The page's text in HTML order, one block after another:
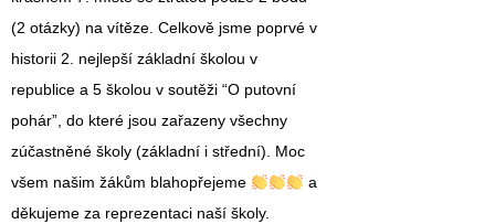
(2 otázky) na vítěze. Celkově jsme poprvé v
historii 2. nejlepší základní školou v
republice a 5 školou v soutěži “O putovní
pohár”, do které jsou zařazeny všechny
zúčastněné školy (základní i střední). Moc
všem našim žákům blahopřejeme
a
děkujeme za reprezentaci naší školy.